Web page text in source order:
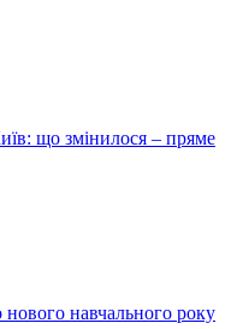
що змінилося – пряме
нового навчального року